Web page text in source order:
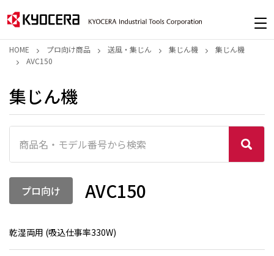
HOME プロ向け商品 送風・集じん 集じん機
集じん機
AVC150
集じん機
プロ向け AVC150
乾湿両用 (吸込仕事率330W)